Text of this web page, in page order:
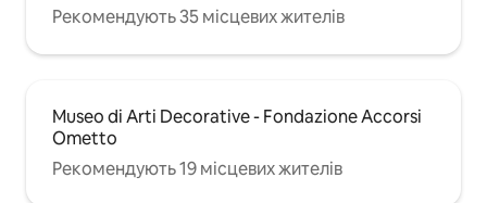
Рекомендують 35 місцевих жителів
Museo di Arti Decorative - Fondazione Accorsi
Ometto
Рекомендують 19 місцевих жителів